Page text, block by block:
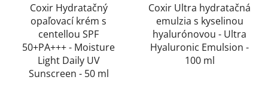
Coxir Hydratačný
opaľovací krém s
centellou SPF
50+PA+++ - Moisture
Light Daily UV
Sunscreen - 50 ml
Coxir Ultra hydratačná
emulzia s kyselinou
hyalurónovou - Ultra
Hyaluronic Emulsion -
100 ml